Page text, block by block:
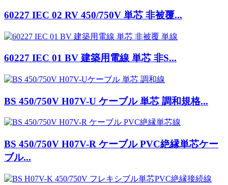
60227 IEC 02 RV 450/750V 単芯 非被覆...
60227 IEC 01 BV 建築用電線 単芯 非S...
BS 450/750V H07V-U ケーブル 単芯 調和規格...
BS 450/750V H07V-R ケーブル PVC絶縁単芯ケー
ブル...